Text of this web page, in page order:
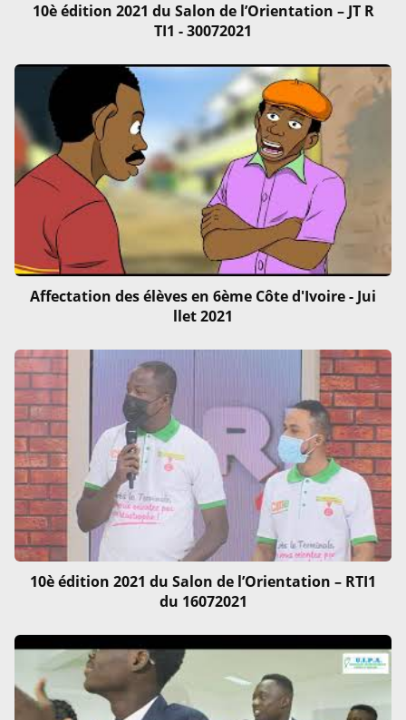
10è édition 2021 du Salon de l’Orientation – JT R
TI1 - 30072021
Affectation des élèves en 6ème Côte d'Ivoire - Jui
llet 2021
10è édition 2021 du Salon de l’Orientation – RTI1
du 16072021